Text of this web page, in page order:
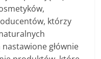
którzy
głównie